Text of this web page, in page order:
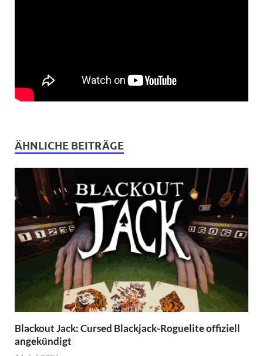
ÄHNLICHE BEITRÄGE
Blackout Jack: Cursed Blackjack-Roguelite offiziell
angekündigt